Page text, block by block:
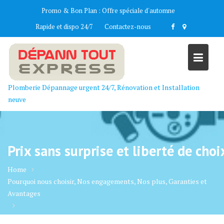
Promo & Bon Plan : Offre spéciale d'automne
Rapide et dispo 24/7
Contactez-nous
Plomberie Dépannage urgent 24/7, Rénovation et Installation
neuve
Prix sans surprise et liberté de
Home
Pourquoi nous choisir, Nos engagements, Nos plus, Garanties et
Avantages
Prix sans surprise et liberté de choix